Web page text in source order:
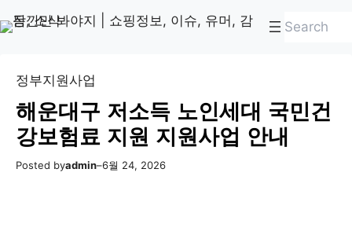
텐
to
검
정부지원사업
해운대구 저소득 노인세대 국민건
강보험료 지원 지원사업 안내
Posted byadmin–6월 24, 2026